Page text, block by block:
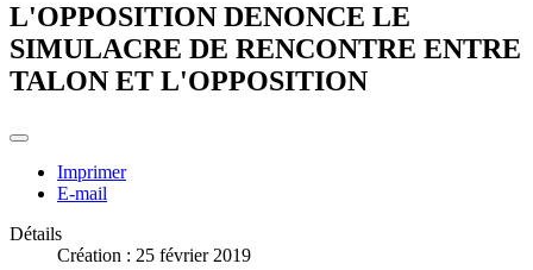
L'OPPOSITION DENONCE LE
SIMULACRE DE RENCONTRE ENTRE
TALON ET L'OPPOSITION
Imprimer
E-mail
Détails
Création : 25 février 2019